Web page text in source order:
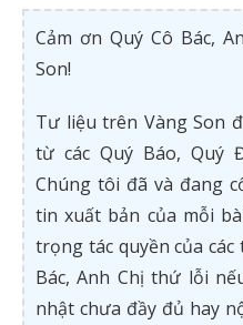
Cảm ơn Quý Cô Bác,
Son!
Tư liệu trên Vàng Son
từ các Quý Báo, Quý
Chúng tôi đã và đang
tin xuất bản của mỗi
trọng tác quyền của các
Bác, Anh Chị thứ lỗi
nhật chưa đầy đủ hay